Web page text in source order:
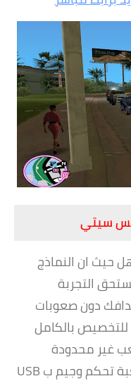
سيتي
حيث ان النماذج
التجربة
دون صعوبات
بالكامل
غير محدودة
متوافق مع امكانية الاسلكية لعبة تحكم وجيم ب USB